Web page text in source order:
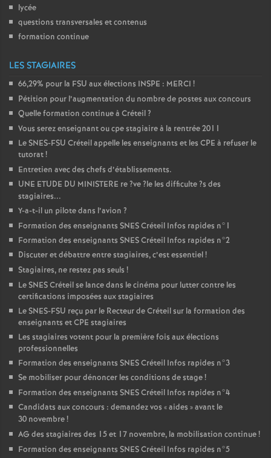
lycée
questions transversales et contenus
formation continue
LES STAGIAIRES
66,29% pour la FSU aux élections INSPE : MERCI !
Pétition pour l’augmentation du nombre de postes aux concours
Quelle formation continue à Créteil?
Vous serez enseignant ou cpe stagiaire à la rentrée 2011
LeSNES-FSU Créteil appelle les enseignants et les CPE à refuser le
tutorat!
Entretien avec des chefs d’établissements.
UNE ETUDE DU MINISTERE re?ve?le les difficulte?s des
stagiaires...
Y-a-t-il un pilote dans l’avion ?
Formation des enseignants SNESCréteil Infos rapides n°1
Formation des enseignants SNESCréteil Infos rapides n°2
Discuter et débattre entre stagiaires, c’est essentiel!
Stagiaires, ne restez pas seuls !
LeSNESCréteil se lance dans le cinéma pour lutter contre les
certifications imposées aux stagiaires
LeSNES-FSU reçu par le Recteur de Créteil sur la formation des
enseignants etCPE stagiaires
Les stagiaires votent pour la première fois aux élections
professionnelles
Formation des enseignants SNESCréteil Infos rapides n°3
Se mobiliser pour dénoncer les conditions de stage!
Formation des enseignants SNESCréteil Infos rapides n°4
Candidats aux concours : demandez vos «aides » avant le
30 novembre!
AG des stagiaires des 15 et 17 novembre, la mobilisation continue!
Formation des enseignants SNESCréteil Infos rapides n°5